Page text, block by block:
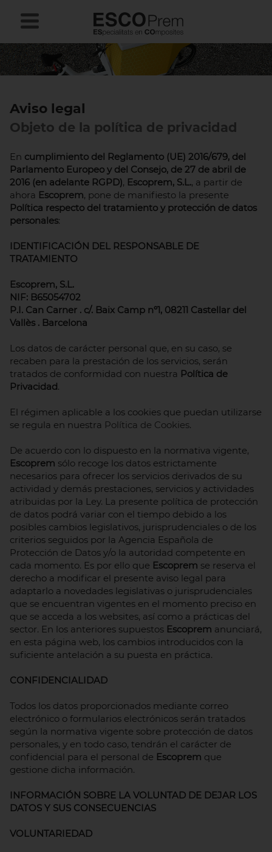
Aviso legal
Objeto de la política de privacidad
En cumplimiento del Reglamento (UE) 2016/679, del
Parlamento Europeo y del Consejo, de 27 de abril de
2016 (en adelante RGPD), Escoprem, S.L., a partir de
ahora Escoprem, pone de manifiesto la presente
Política respecto del tratamiento y protección de datos
personales:
IDENTIFICACIÓN DEL RESPONSABLE DE
TRATAMIENTO
Escoprem, S.L.
NIF: B65054702
P.I. Can Carner . c/. Baix Camp nº1, 08211 Castellar del
Vallès . Barcelona
Los datos de carácter personal que, en su caso, se
recaben para la prestación de los servicios, serán
tratados de conformidad con nuestra Política de
Privacidad.
El régimen aplicable a los cookies que puedan utilizarse
se regula en nuestra Política de Cookies.
De acuerdo con lo dispuesto en la normativa vigente,
Escoprem sólo recoge los datos estrictamente
necesarios para ofrecer los servicios derivados de su
actividad y demás prestaciones, servicios y actividades
atribuidas por la Ley. La presente política de protección
de datos podrá variar con el tiempo debido a los
posibles cambios legislativos, jurisprudenciales o de los
criterios seguidos por la Agencia Española de
Protección de Datos y/o la autoridad competente en
cada momento. Es por ello que Escoprem se reserva el
derecho a modificar el presente aviso legal para
adaptarlo a novedades legislativas o jurisprudenciales
que se encuentran vigentes en el momento preciso en
que se acceda a los websites, así como a prácticas del
sector. En los anteriores supuestos Escoprem anunciará,
en esta página web, los cambios introducidos con la
suficiente antelación a su puesta en práctica.
CONFIDENCIALIDAD
Todos los datos proporcionados mediante correo
electrónico o formularios electrónicos serán tratados
según la normativa vigente sobre protección de datos
personales, y en todo caso, tendrán el carácter de
confidencial para el personal de Escoprem que
gestione dicha información.
INFORMACIÓN SOBRE LA VOLUNTAD DE DEJAR LOS
DATOS Y SUS CONSECUENCIAS
VOLUNTARIEDAD